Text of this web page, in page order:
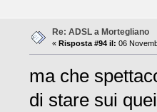
Re: ADSL a Mortegliano
« Risposta #94 il: 06
ma che
di stare sui